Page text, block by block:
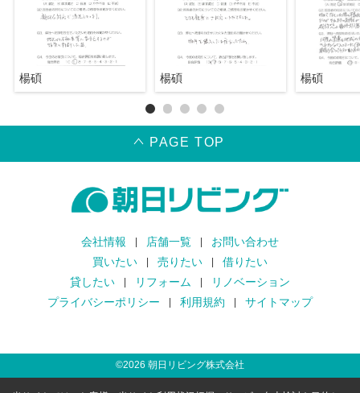
楊碩 楊碩 楊碩
PAGE TOP
会社情報 店舗一覧
お問い合わせ
買いたい
売りたい
借りたい
貸したい
リフォーム
リノベーション
プライバシーポリシー
利用規約 サイトマップ
©2026 朝日リビング株式会社